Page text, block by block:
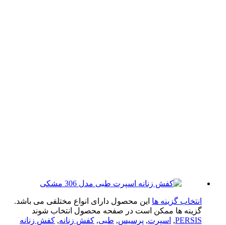
گزینه ها این محصول دارای انواع مختلفی می باشد.
ها ممکن است در صفحه محصول انتخاب شوند
اسپرت,پرسیس, طبی,کفش زنانه,کفش زنانه